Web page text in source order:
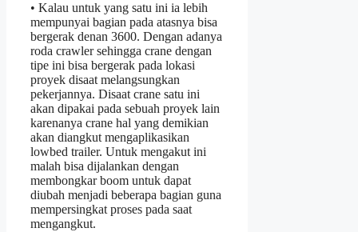
• Kalau untuk yang satu ini ia lebih
mempunyai bagian pada atasnya bisa
bergerak denan 3600. Dengan adanya
roda crawler sehingga crane dengan
tipe ini bisa bergerak pada lokasi
proyek disaat melangsungkan
pekerjannya. Disaat crane satu ini
akan dipakai pada sebuah proyek lain
karenanya crane hal yang demikian
akan diangkut mengaplikasikan
lowbed trailer. Untuk mengakut ini
malah bisa dijalankan dengan
membongkar boom untuk dapat
diubah menjadi beberapa bagian guna
mempersingkat proses pada saat
mengangkut.